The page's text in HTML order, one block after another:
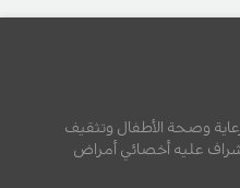
وصحة الأطفال وتثقيف
عليه أخصائي أمراض